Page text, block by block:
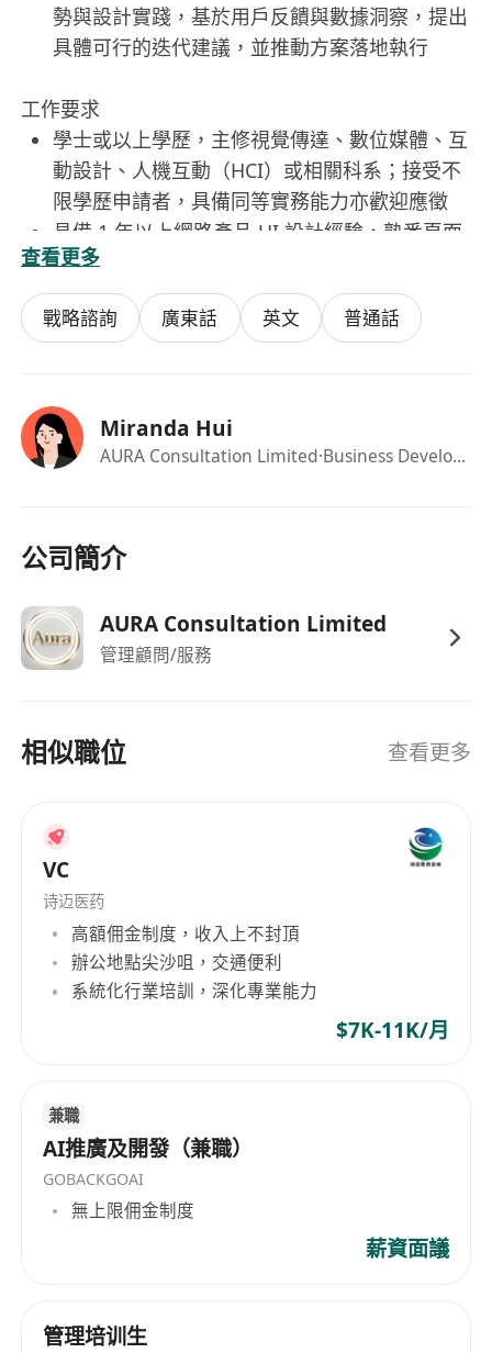
勢與設計實踐，基於用戶反饋與數據洞察，提出
具體可行的迭代建議，並推動方案落地執行
工作要求
學士或以上學歷，主修視覺傳達、數位媒體、互
動設計、人機互動（HCI）或相關科系；接受不
限學歷申請者，具備同等實務能力亦歡迎應徵
具備 1 年以上網路產品 UI 設計經驗，熟悉頁面
架構、元件庫建設、營運視覺設計等多元場景；
有金融科技、銀行、支付或財經類產品經驗者尤
佳
計、切圖交付、開發協作到上線驗收的各環節
熟稔 iOS、Android 等主流作業系統設計指南
（Human Interface Guidelines / Material
具備前後端界面整合思維，能針對常見功能模組
（如選單、表單、清單、彈跳視窗、分頁控制
器、狀態提示等）進行符合用戶心智模型的設計
擁有強大的設計特徵抽象與轉譯能力，可快速掌
具備規範化總結與文檔化能力，能將設計決策、
者優先
熟練使用 Figma（含組件管理、自動佈局、協作
流程）；具備 Axure 基礎操作能力，能配合製
作交互原型或需求說明文件
具備粵語、普通話及基礎英文溝通能力，能以雙
語閱讀技術文件、參與跨團隊討論
須符合香港合法工作資格，接受以下任一簽證類
業生留港／回港就業安排（IANG）、受養人簽
證，或其他有效工作許可
福利
豐厚薪酬：月薪 $35,000 – $53,000，薪資可
激勵
查看更多
戰略諮詢 廣東話 英文 普通話
Miranda Hui
AURA Consultation Limited·Business Development Manager
公司簡介
AURA Consultation Limited
管理顧問/服務
相似職位 查看更多
VC
诗迈医药
高額佣金制度，收入上不封頂
辦公地點尖沙咀，交通便利
系統化行業培訓，深化專業能力
$7K-11K/月
兼職
AI推廣及開發（兼職）
GOBACKGOAI
無上限佣金制度
薪資面議
管理培训生